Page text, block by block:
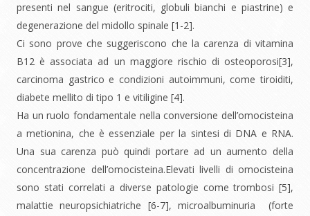
presenti nel sangue (eritrociti, globuli bianchi e piastrine) e
degenerazione del midollo spinale [1-2].
Ci sono prove che suggeriscono che la carenza di vitamina
B12 è associata ad un maggiore rischio di osteoporosi[3],
carcinoma gastrico e condizioni autoimmuni, come tiroiditi,
diabete mellito di tipo 1 e vitiligine [4].
Ha un ruolo fondamentale nella conversione dell’omocisteina
a metionina, che è essenziale per la sintesi di DNA e RNA.
Una sua carenza può quindi portare ad un aumento della
concentrazione dell’omocisteina.Elevati livelli di omocisteina
sono stati correlati a diverse patologie come trombosi [5],
malattie neuropsichiatriche [6-7], microalbuminuria (forte